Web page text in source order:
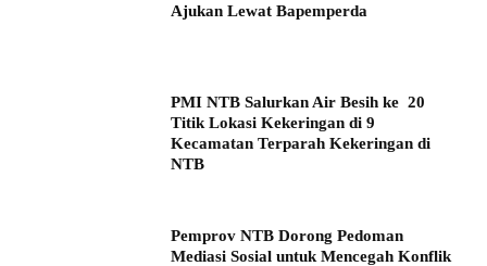
Ajukan Lewat Bapemperda
PMI NTB Salurkan Air Besih ke 20
Titik Lokasi Kekeringan di 9
Kecamatan Terparah Kekeringan di
NTB
Pemprov NTB Dorong Pedoman
Mediasi Sosial untuk Mencegah Konflik